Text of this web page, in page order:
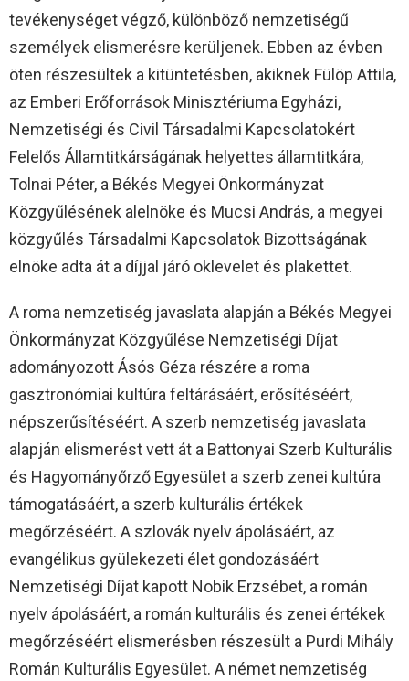
tevékenységet végző, különböző nemzetiségű
személyek elismerésre kerüljenek. Ebben az évben
öten részesültek a kitüntetésben, akiknek Fülöp Attila,
az Emberi Erőforrások Minisztériuma Egyházi,
Nemzetiségi és Civil Társadalmi Kapcsolatokért
Felelős Államtitkárságának helyettes államtitkára,
Tolnai Péter, a Békés Megyei Önkormányzat
Közgyűlésének alelnöke és Mucsi András, a megyei
közgyűlés Társadalmi Kapcsolatok Bizottságának
elnöke adta át a díjjal járó oklevelet és plakettet.
A roma nemzetiség javaslata alapján a Békés Megyei
Önkormányzat Közgyűlése Nemzetiségi Díjat
adományozott Ásós Géza részére a roma
gasztronómiai kultúra feltárásáért, erősítéséért,
népszerűsítéséért. A szerb nemzetiség javaslata
alapján elismerést vett át a Battonyai Szerb Kulturális
és Hagyományőrző Egyesület a szerb zenei kultúra
támogatásáért, a szerb kulturális értékek
megőrzéséért. A szlovák nyelv ápolásáért, az
evangélikus gyülekezeti élet gondozásáért
Nemzetiségi Díjat kapott Nobik Erzsébet, a román
nyelv ápolásáért, a román kulturális és zenei értékek
megőrzéséért elismerésben részesült a Purdi Mihály
Román Kulturális Egyesület. A német nemzetiség